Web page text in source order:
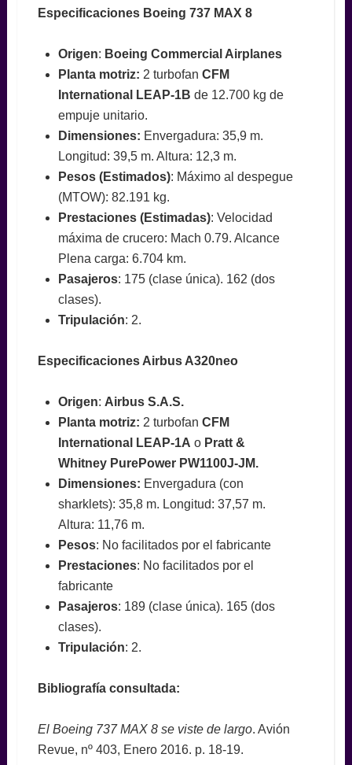
Especificaciones Boeing 737 MAX 8
Origen: Boeing Commercial Airplanes
Planta motriz: 2 turbofan CFM
International LEAP-1B de 12.700 kg de
empuje unitario.
Dimensiones: Envergadura: 35,9 m.
Longitud: 39,5 m. Altura: 12,3 m.
Pesos (Estimados): Máximo al despegue
(MTOW): 82.191 kg.
Prestaciones (Estimadas): Velocidad
máxima de crucero: Mach 0.79. Alcance
Plena carga: 6.704 km.
Pasajeros: 175 (clase única). 162 (dos
clases).
Tripulación: 2.
Especificaciones Airbus A320neo
Origen: Airbus S.A.S.
Planta motriz: 2 turbofan CFM
International LEAP-1A o Pratt &
Whitney PurePower PW1100J-JM.
Dimensiones: Envergadura (con
sharklets): 35,8 m. Longitud: 37,57 m.
Altura: 11,76 m.
Pesos: No facilitados por el fabricante
Prestaciones: No facilitados por el
fabricante
Pasajeros: 189 (clase única). 165 (dos
clases).
Tripulación: 2.
Bibliografía consultada:
El Boeing 737 MAX 8 se viste de largo. Avión
Revue, nº 403, Enero 2016. p. 18-19.